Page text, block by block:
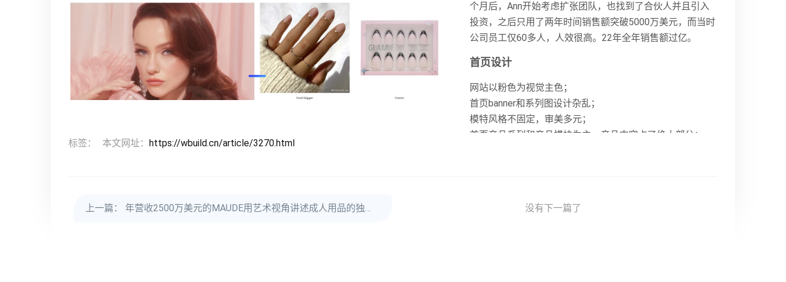
个月后，Ann开始考虑扩张团队，也找到了合伙人并且引入
投资，之后只用了两年时间销售额突破5000万美元，而当时
公司员工仅60多人，人效很高。22年全年销售额过亿。
首页设计
网站以粉色为视觉主色；
首页banner和系列图设计杂乱；
模特风格不固定，审美多元；
首页产品系列和产品模块为主，产品内容占了绝大部分；
标签： 本文网址： https://wbuild.cn/article/3270.html
上一篇：年营收2500万美元的MAUDE用艺术视角讲述成人用品的独立站 没有下一篇了